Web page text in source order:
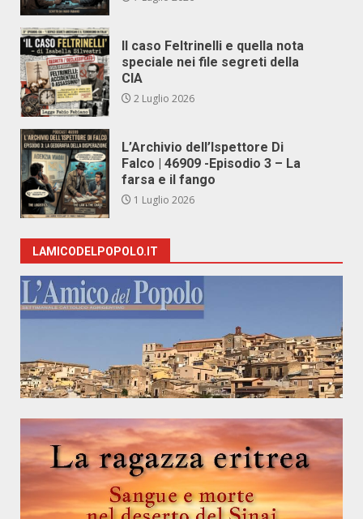
Il caso Feltrinelli e quella nota
speciale nei file segreti della
CIA
2 Luglio 2026
L’Archivio dell’Ispettore Di
Falco | 46909 -Episodio 3 – La
farsa e il fango
1 Luglio 2026
LAMICODELPOPOLO.IT